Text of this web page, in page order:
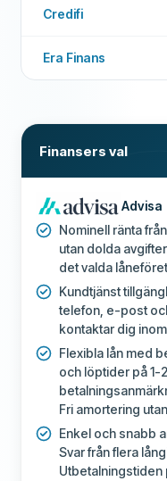
Credifi
Era Finans
Finansers val
Advisa
Nominell ränta
utan dolda
det valda
Kundtjänst
telefon, e-post
kontaktar dig
Flexibla lån med
och löptider på 1-
Fri amortering
Enkel och snabb
Svar från flera
Utbetalningstiden